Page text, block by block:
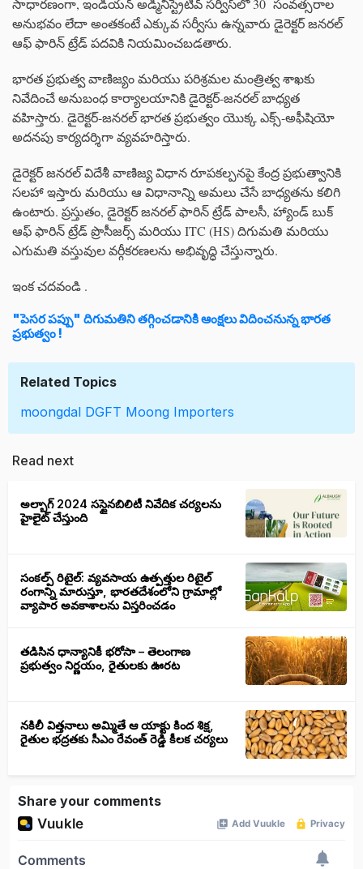
సాధారణంగా, ఇండియన్ అడ్మినిస్ట్రేటివ్ సర్వీస్‌లో 30 సంవత్సరాల
అనుభవం లేదా అంతకంటే ఎక్కువ సర్వీసు ఉన్నవారు డైరెక్టర్ జనరల్
ఆఫ్ ఫారిన్ ట్రేడ్ పదవికి నియమించబడతారు.
భారత ప్రభుత్వ వాణిజ్యం మరియు పరిశ్రమల మంత్రిత్వ శాఖకు
నివేదించే అనుబంధ కార్యాలయానికి డైరెక్టర్-జనరల్ బాధ్యత
వహిస్తారు. డైరెక్టర్-జనరల్ భారత ప్రభుత్వం యొక్క ఎక్స్-అఫీషియో
అదనపు కార్యదర్శిగా వ్యవహరిస్తారు.
డైరెక్టర్ జనరల్ విదేశీ వాణిజ్య విధాన రూపకల్పనపై కేంద్ర ప్రభుత్వానికి
సలహా ఇస్తారు మరియు ఆ విధానాన్ని అమలు చేసే బాధ్యతను కలిగి
ఉంటారు. ప్రస్తుతం, డైరెక్టర్ జనరల్ ఫారిన్ ట్రేడ్ పాలసీ, హ్యాండ్ బుక్
ఆఫ్ ఫారిన్ ట్రేడ్ ప్రొసీజర్స్ మరియు ITC (HS) దిగుమతి మరియు
ఎగుమతి వస్తువుల వర్గీకరణలను అభివృద్ధి చేస్తున్నారు.
ఇంక చదవండి .
"పెసర పప్పు" దిగుమతిని తగ్గించడానికి ఆంక్షలు విదించనున్న భారత
ప్రభుత్వం !
Related Topics
moongdal DGFT Moong Importers
Read next
అల్బాగ్ 2024 సస్టైనబిలిటీ నివేదిక చర్యలను
హైలైట్ చేస్తుంది
సంకల్ప్ రిటైల్: వ్యవసాయ ఉత్పత్తుల రిటైల్
రంగాన్ని మారుస్తూ, భారతదేశంలోని గ్రామాల్లో
వ్యాపార అవకాశాలను విస్తరించడం
తడిసిన ధాన్యానికీ భరోసా – తెలంగాణ
ప్రభుత్వం నిర్ణయం, రైతులకు ఊరట
నకిలీ విత్తనాలు అమ్మితే ఆ యాక్టు కింద శిక్ష,
రైతుల భద్రతకు సీఎం రేవంత్ రెడ్డి కీలక చర్యలు
Share your comments